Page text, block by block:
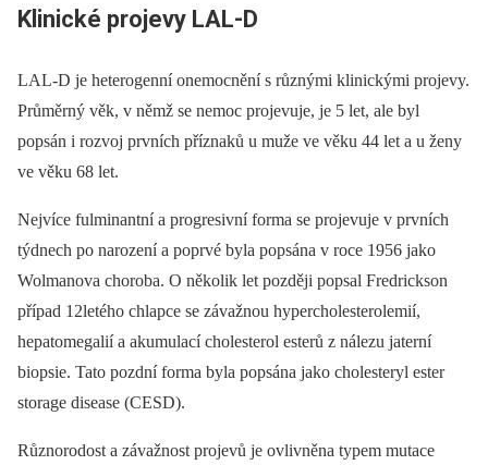
Klinické projevy LAL-D
LAL-D je heterogenní onemocnění s různými klinickými projevy.
Průměrný věk, v němž se nemoc projevuje, je 5 let, ale byl
popsán i rozvoj prvních příznaků u muže ve věku 44 let a u ženy
ve věku 68 let.
Nejvíce fulminantní a progresivní forma se projevuje v prvních
týdnech po narození a poprvé byla popsána v roce 1956 jako
Wolmanova choroba. O několik let později popsal Fredrickson
případ 12letého chlapce se závažnou hypercholesterolemií,
hepatomegalií a akumulací cholesterol esterů z nálezu jaterní
biopsie. Tato pozdní forma byla popsána jako cholesteryl ester
storage disease (CESD).
Různorodost a závažnost projevů je ovlivněna typem mutace